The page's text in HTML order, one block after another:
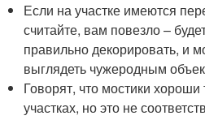
Если на участке имеются
считайте, вам повезло –
правильно декорировать, и
выглядеть чужеродным
Говорят, что мостики
участках, но это не